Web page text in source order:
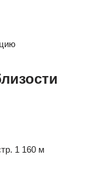
1 160 м